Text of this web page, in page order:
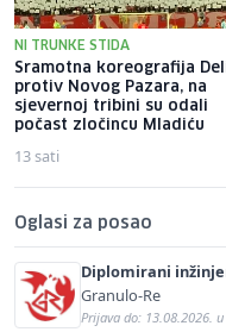
NI TRUNKE STIDA
Sramotna koreografija
protiv Novog Pazara, na
sjevernoj tribini su odali
počast zločincu Mladiću
13 sati
Oglasi za posao
Diplomirani
sigurnosti i pomoći
Granulo-Re
Prijava do: 13.08.2026.